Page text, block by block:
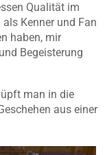
Qualität im
Kenner und Fan
haben, mir
Begeisterung
man in die
aus einer